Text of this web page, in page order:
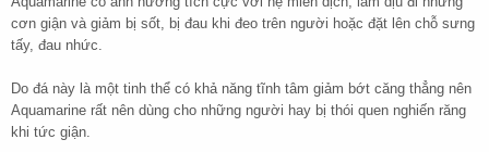
cơn giận và giảm bị sốt, bị đau khi đeo trên người hoặc đặt lên chỗ sưng
tấy, đau nhức.
Do đá này là một tinh thể có khả năng tĩnh tâm giảm bớt căng thẳng nên
Aquamarine rất nên dùng cho những người hay bị thói quen nghiến răng
khi tức giận.